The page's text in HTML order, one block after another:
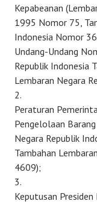
Kepabeanan
1995 Nomor 75,
Indonesia Nomor
Undang-Undang
Republik Indonesia
Lembaran Negara
2.
Peraturan
Pengelolaan
Negara Republik
Tambahan
4609);
3.
Keputusan